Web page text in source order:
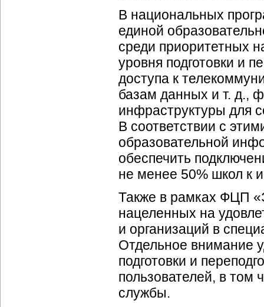
В национальных
единой
среди приоритетных
уровня подготовки и
доступа к
базам данных и т. д.,
инфраструктуры для
В соответствии с
образовательной
обеспечить
не менее 50% школ к
Также в рамках ФЦП
нацеленных на
и организаций в
Отдельное внимание
подготовки и
пользователей, в том
службы.